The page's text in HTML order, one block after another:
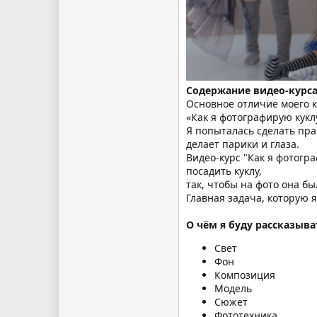
Содержание видео-
Основное отличие моего
«Как я фотографирую
Я попыталась сделать
делает парики и глаза.
Видео-курс "Как я
посадить куклу,
так, чтобы на фото она
Главная задача, которую
О чём я буду
Свет
Фон
Композиция
Модель
Сюжет